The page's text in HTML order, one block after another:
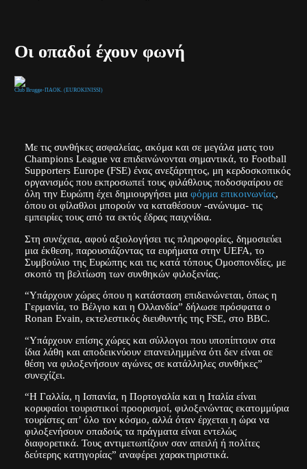
Οι οπαδοί έχουν φωνή
Club Brugge-ΠΑΟΚ. (EUROKINISSI)
Με τις συνθήκες ασφαλείας, ακόμα και σε μεγάλα ματς του
Champions League να επιδεινώνονται σημαντικά, το Football
Supporters Europe (FSE) ένας ανεξάρτητος, μη κερδοσκοπικός
οργανισμός που εκπροσωπεί τους φιλάθλους ποδοσφαίρου σε
όλη την Ευρώπη έχει δημιουργήσει μια φόρμα επικοινωνίας,
όπου οι φίλαθλοι μπορούν να καταθέσουν -ανώνυμα- τις
εμπειρίες τους από τα εκτός έδρας παιχνίδια.
Στη συνέχεια, αφού αξιολογήσει τις πληροφορίες, δημοσιεύει
μια έκθεση, παρουσιάζοντας τα ευρήματα στην UEFA, το
Συμβούλιο της Ευρώπης και τις κατά τόπους Ομοσπονδίες, με
σκοπό τη βελτίωση των συνθηκών φιλοξενίας.
“Υπάρχουν χώρες όπου η κατάσταση επιδεινώνεται, όπως η
Γερμανία, το Βέλγιο και η Ολλανδία” δήλωσε πρόσφατα ο
Ronan Evain, εκτελεστικός διευθυντής της FSE, στο BBC.
“Υπάρχουν επίσης χώρες και σύλλογοι που υποπίπτουν στα
ίδια λάθη και αποδεικνύουν επανειλημμένα ότι δεν είναι σε
θέση να φιλοξενήσουν αγώνες σε κατάλληλες συνθήκες”
συνεχίζει.
“Η Γαλλία, η Ισπανία, η Πορτογαλία και η Ιταλία είναι
κορυφαίοι τουριστικοί προορισμοί, φιλοξενώντας εκατομμύρια
τουρίστες απ’ όλο τον κόσμο, αλλά όταν έρχεται η ώρα να
φιλοξενήσουν οπαδούς τα πράγματα είναι εντελώς
διαφορετικά. Τους αντιμετωπίζουν σαν απειλή ή πολίτες
δεύτερης κατηγορίας” αναφέρει χαρακτηριστικά.